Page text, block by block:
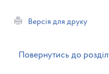
Версія для друку
Повернутись до